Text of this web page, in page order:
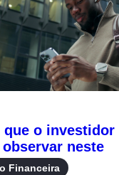
que o investidor
neste
Financeira